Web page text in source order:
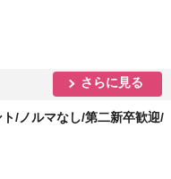
さらに見る
/ノルマなし/第二新卒歓迎/